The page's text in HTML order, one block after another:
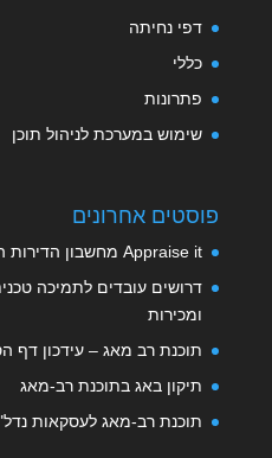
דפי נחיתה
כללי
פתרונות
שימוש במערכת לניהול תוכן
פוסטים אחרונים
Appraise it מחשבון הדירות המתקדם בישראל
דרושים עובדים לתמיכה
ומכירות
תוכנת רב מאג – עידכון דף
תיקון באג בתוכנת רב-מאג
תוכנת רב-מאג לעסקאות